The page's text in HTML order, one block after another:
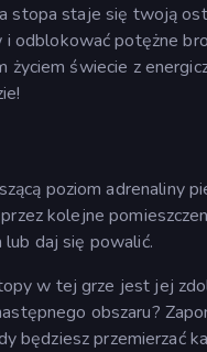
staje się twoją
odblokować potężne
życiem świecie z
poziom adrenaliny
kolejne
daj się powalić.
w tej grze jest jej
obszaru?
będziesz przemierzać